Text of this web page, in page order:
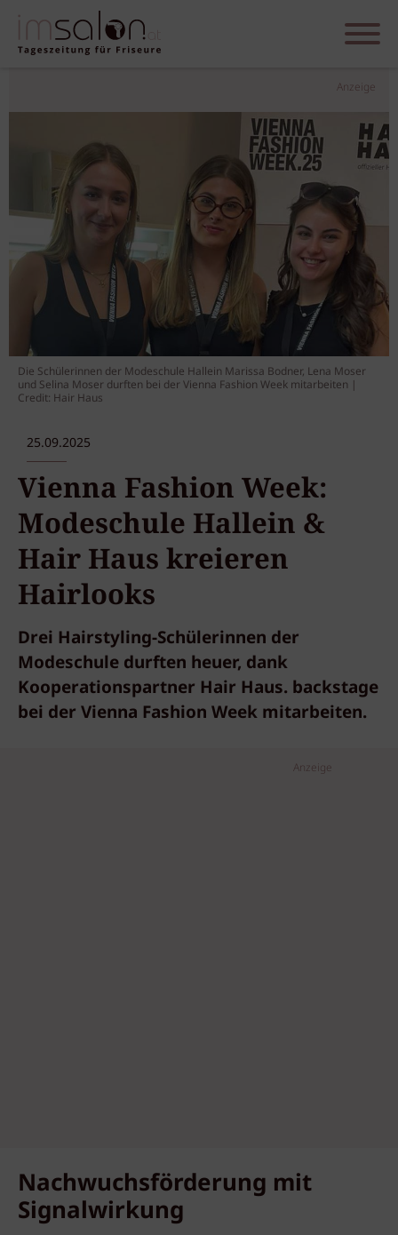
Anzeige
Die Schülerinnen der Modeschule Hallein Marissa Bodner, Lena Moser
und Selina Moser durften bei der Vienna Fashion Week mitarbeiten |
Credit: Hair Haus
25.09.2025
Vienna Fashion Week:
Modeschule Hallein &
Hair Haus kreieren
Hairlooks
Drei Hairstyling-Schülerinnen der
Modeschule durften heuer, dank
Kooperationspartner Hair Haus. backstage
bei der Vienna Fashion Week mitarbeiten.
Anzeige
Nachwuchsförderung mit
Signalwirkung